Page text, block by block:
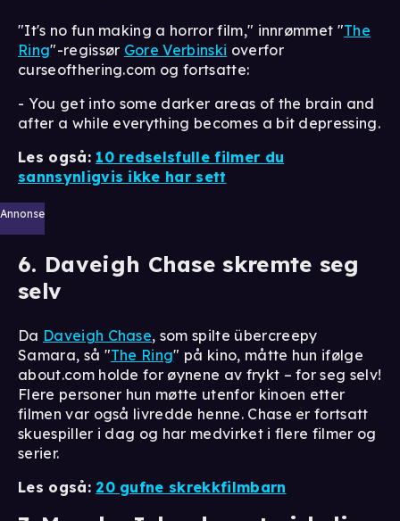
"It's no fun making a horror film," innrømmet "The
Ring"-regissør Gore Verbinski overfor
curseofthering.com og fortsatte:
- You get into some darker areas of the brain and
after a while everything becomes a bit depressing.
Les også: 10 redselsfulle filmer du
sannsynligvis ikke har sett
Annonse
6. Daveigh Chase skremte seg
selv
Da Daveigh Chase, som spilte übercreepy
Samara, så "The Ring" på kino, måtte hun ifølge
about.com holde for øynene av frykt – for seg selv!
Flere personer hun møtte utenfor kinoen etter
filmen var også livredde henne. Chase er fortsatt
skuespiller i dag og har medvirket i flere filmer og
serier.
Les også: 20 gufne skrekkfilmbarn